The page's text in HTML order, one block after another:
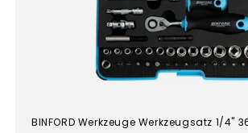
BINFORD Werkzeuge Werkzeugsatz 1/4"